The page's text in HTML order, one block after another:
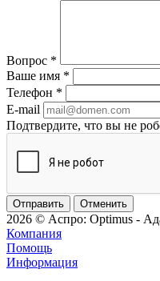
Вопрос *
Ваше имя *
Телефон *
E-mail
Подтвердите, что вы не
Отменить
2026 © Аспро: Optimus -
Компания
Помощь
Информация